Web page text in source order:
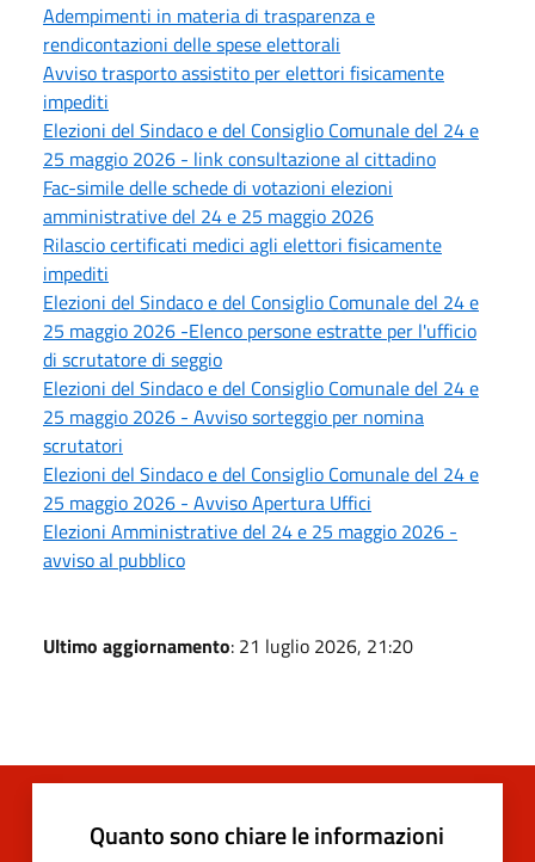
Adempimenti in materia di trasparenza e
rendicontazioni delle spese elettorali
Avviso trasporto assistito per elettori fisicamente
impediti
Elezioni del Sindaco e del Consiglio Comunale del 24 e
25 maggio 2026 - link consultazione al cittadino
Fac-simile delle schede di votazioni elezioni
amministrative del 24 e 25 maggio 2026
Rilascio certificati medici agli elettori fisicamente
impediti
Elezioni del Sindaco e del Consiglio Comunale del 24 e
25 maggio 2026 -Elenco persone estratte per l'ufficio
di scrutatore di seggio
Elezioni del Sindaco e del Consiglio Comunale del 24 e
25 maggio 2026 - Avviso sorteggio per nomina
scrutatori
Elezioni del Sindaco e del Consiglio Comunale del 24 e
25 maggio 2026 - Avviso Apertura Uffici
Elezioni Amministrative del 24 e 25 maggio 2026 -
avviso al pubblico
Ultimo aggiornamento: 21 luglio 2026, 21:20
Quanto sono chiare le informazioni